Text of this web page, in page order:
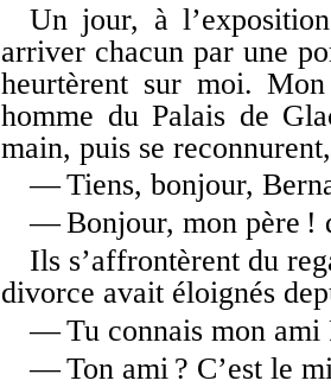
Un jour, à
arriver chacun par une
heurtèrent sur moi.
homme du Palais de
main, puis se
— Tiens, bonjour,
— Bonjour, mon père !
Ils s’affrontèrent du
divorce avait éloignés
— Tu connais mon ami
— Ton ami ? C’est le